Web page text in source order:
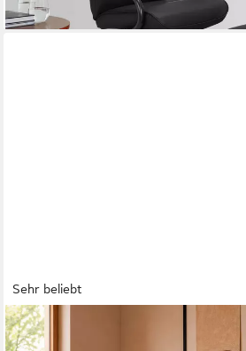
Sehr beliebt
OTTO HOME
Relaxsessel mit Hocker PARIS